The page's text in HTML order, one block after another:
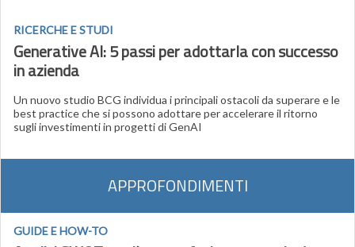
RICERCHE E STUDI
Generative AI: 5 passi per adottarla con successo
in azienda
Un nuovo studio BCG individua i principali ostacoli da superare e le
best practice che si possono adottare per accelerare il ritorno
sugli investimenti in progetti di GenAI
APPROFONDIMENTI
GUIDE E HOW-TO